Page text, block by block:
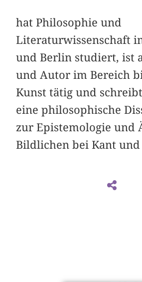
hat Philosophie und
Literaturwissenschaft
und Berlin studiert, ist
und Autor im Bereich
Kunst tätig und
eine philosophische
zur Epistemologie und
Bildlichen bei Kant und